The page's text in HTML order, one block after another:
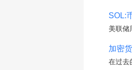
SOL:
美联储
加密
在过去